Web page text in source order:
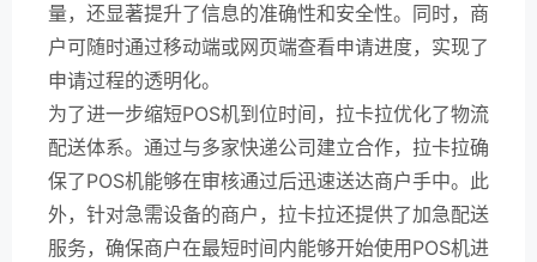
量，还显著提升了信息的准确性和安全性。同时，商
户可随时通过移动端或网页端查看申请进度，实现了
申请过程的透明化。
为了进一步缩短POS机到位时间，拉卡拉优化了物流
配送体系。通过与多家快递公司建立合作，拉卡拉确
保了POS机能够在审核通过后迅速送达商户手中。此
外，针对急需设备的商户，拉卡拉还提供了加急配送
服务，确保商户在最短时间内能够开始使用POS机进